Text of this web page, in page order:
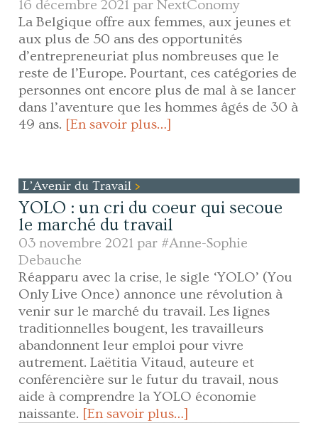
16 décembre 2021 parNextConomy
La Belgique offre aux femmes, aux jeunes et
aux plus de 50 ans des opportunités
d’entrepreneuriat plus nombreuses que le
reste de l’Europe. Pourtant, ces catégories de
personnes ont encore plus de mal à se lancer
dans l’aventure que les hommes âgés de 30 à
49 ans. [En savoir plus…]
L’Avenir du Travail
YOLO : un cri du coeur qui secoue
le marché du travail
03 novembre 2021 par #Anne-Sophie
Debauche
Réapparu avec la crise, le sigle ‘YOLO’ (You
Only Live Once) annonce une révolution à
venir sur le marché du travail. Les lignes
traditionnelles bougent, les travailleurs
abandonnent leur emploi pour vivre
autrement. Laëtitia Vitaud, auteure et
conférencière sur le futur du travail, nous
aide à comprendre la YOLO économie
naissante. [En savoir plus…]